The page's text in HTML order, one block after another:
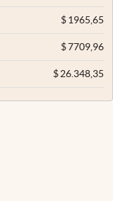
$1965,65
$7709,96
$26.348,35